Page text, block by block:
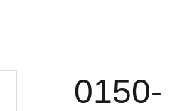
0150-